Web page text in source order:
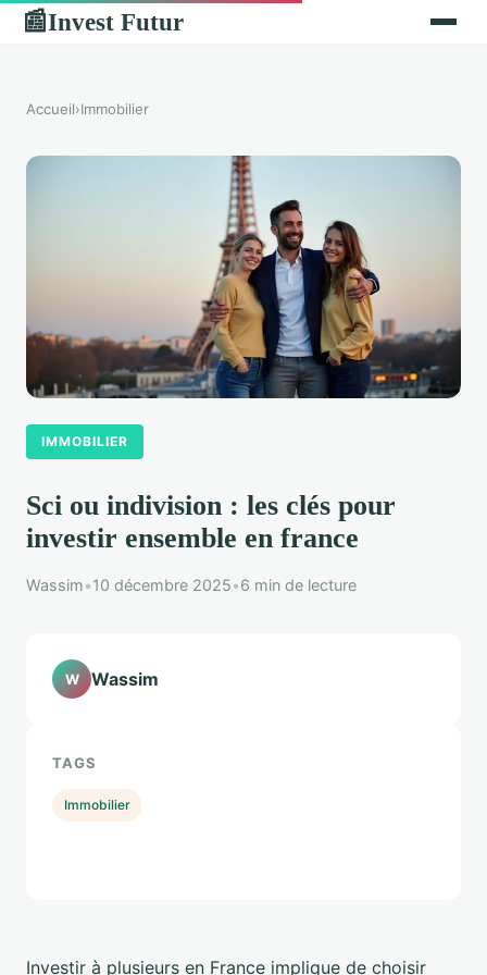
📰Invest Futur
Accueil›Immobilier
IMMOBILIER
Sci ou indivision : les clés pour
investir ensemble en france
Wassim•10 décembre 2025•6 min de lecture
Investir à plusieurs en France implique de choisir
W Wassim
TAGS
Immobilier